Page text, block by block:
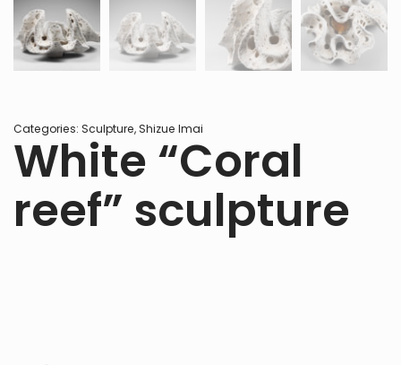
Categories: Sculpture,Shizue Imai
White “Coral
reef” sculpture